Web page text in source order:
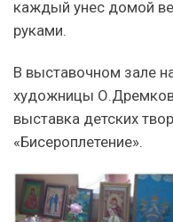
каждый унес домой
руками.
В выставочном зале
художницы
выставка детских
«Бисероплетение».